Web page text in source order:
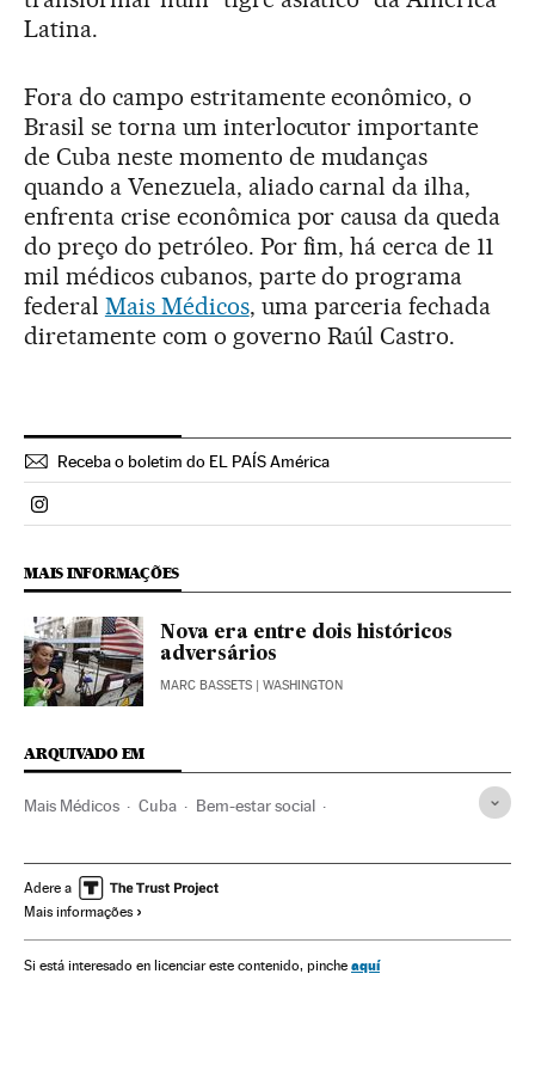
Latina.
Fora do campo estritamente econômico, o
Brasil se torna um interlocutor importante
de Cuba neste momento de mudanças
quando a Venezuela, aliado carnal da ilha,
enfrenta crise econômica por causa da queda
do preço do petróleo. Por fim, há cerca de 11
mil médicos cubanos, parte do programa
federal Mais Médicos, uma parceria fechada
diretamente com o governo Raúl Castro.
Receba o boletim do EL PAÍS América
Politica El País Brasil en Instagram
MAIS INFORMAÇÕES
Nova era entre dois históricos
adversários
MARC BASSETS | WASHINGTON
ARQUIVADO EM
Mais Médicos Cuba Bem-estar social
Política social Brasil Ministerios
América do Sul
Previdência Administração Estado Política Saúde
Adere a
Mais informações
Si está interesado en licenciar este contenido, pinche aquí